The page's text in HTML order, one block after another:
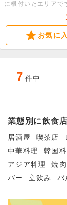
に根付いたエリアで
り、店舗としての
さい。
お気に
7 件中
業態別に飲食
居酒屋 喫茶店
中華料理
韓国料
アジア料理
焼肉
バー
立飲み バ